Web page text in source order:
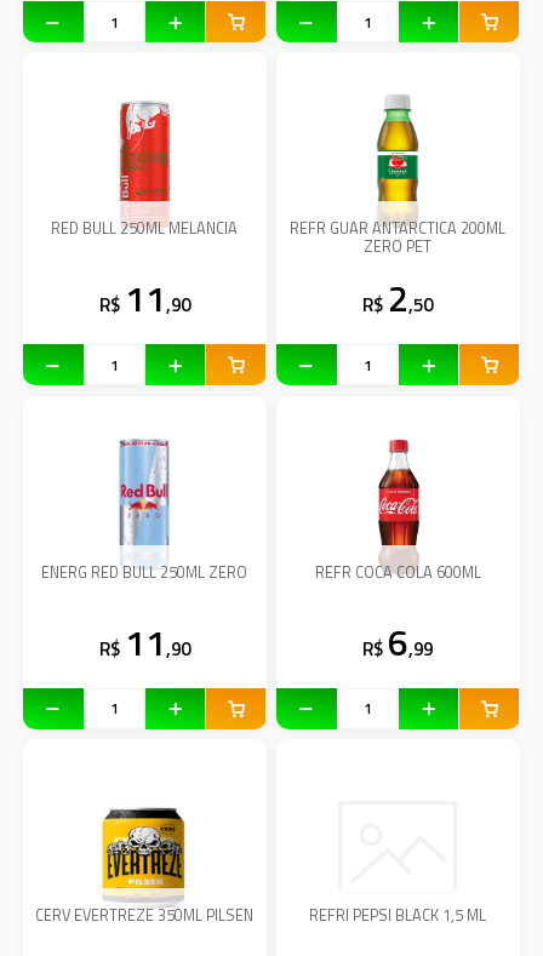
RED BULL 250ML MELANCIA
R$ 11,90
REFR GUAR ANTARCTICA 200ML
ZERO PET
R$ 2,50
ENERG RED BULL 250ML ZERO
R$ 11,90
REFR COCA COLA 600ML
R$ 6,99
CERV EVERTREZE 350ML PILSEN REFRI PEPSI BLACK 1,5 ML